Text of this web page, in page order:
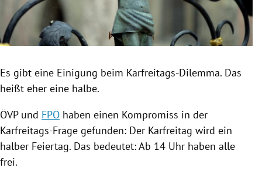
Untermenü
Untermenü
Untermenü
Es gibt eine Einigung beim Karfreitags-Dilemma. Das
heißt eher eine halbe.
ÖVPund FPÖ haben einen Kompromiss in der
Karfreitags-Frage gefunden: Der Karfreitag wird ein
halber Feiertag. Das bedeutet: Ab 14 Uhr haben alle
frei.